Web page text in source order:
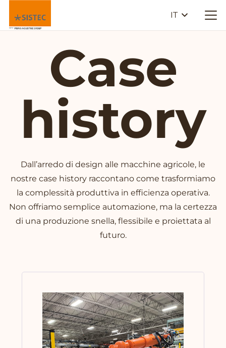
IT
Case
history
Dall’arredo di design alle macchine agricole, le
nostre case history raccontano come trasformiamo
la complessità produttiva in efficienza operativa.
Non offriamo semplice automazione, ma la certezza
di una produzione snella, flessibile e proiettata al
futuro.